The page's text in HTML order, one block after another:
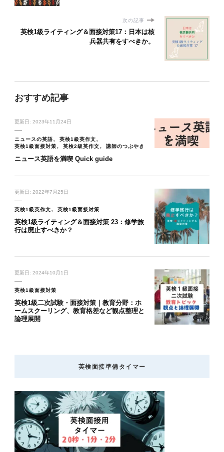
次の記事
英検1級ライティング＆面接対策17：日本は核
兵器共有をすべきか。
おすすめ記事
更新日: 2023年11月24日
ニュースの英語
英検1級英作文
英検1級面接対策
英検2級英作文 講師のつぶやき
ニュース英語を満喫 Quick guide
更新日: 2022年7月25日
英検1級英作文 英検1級面接対策
英検1級ライティング＆面接対策 23：修学旅
行は廃止すべきか？
更新日: 2024年10月1日
英検1級面接対策
英検1級二次試験・面接対策｜教育分野：ホ
ームスクーリング、教育格差など観点整理と
論理展開
英検面接準備タイマー